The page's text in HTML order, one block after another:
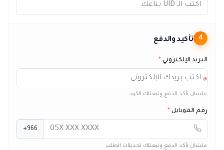
4 تأكيد والدفع
البريد الإلكتروني *
@
علشان نأكد الدفع ونبعتلك الكود
رقم الموبايل *
+966
علشان نأكد الدفع ونبعتلك تحديثات الطلب